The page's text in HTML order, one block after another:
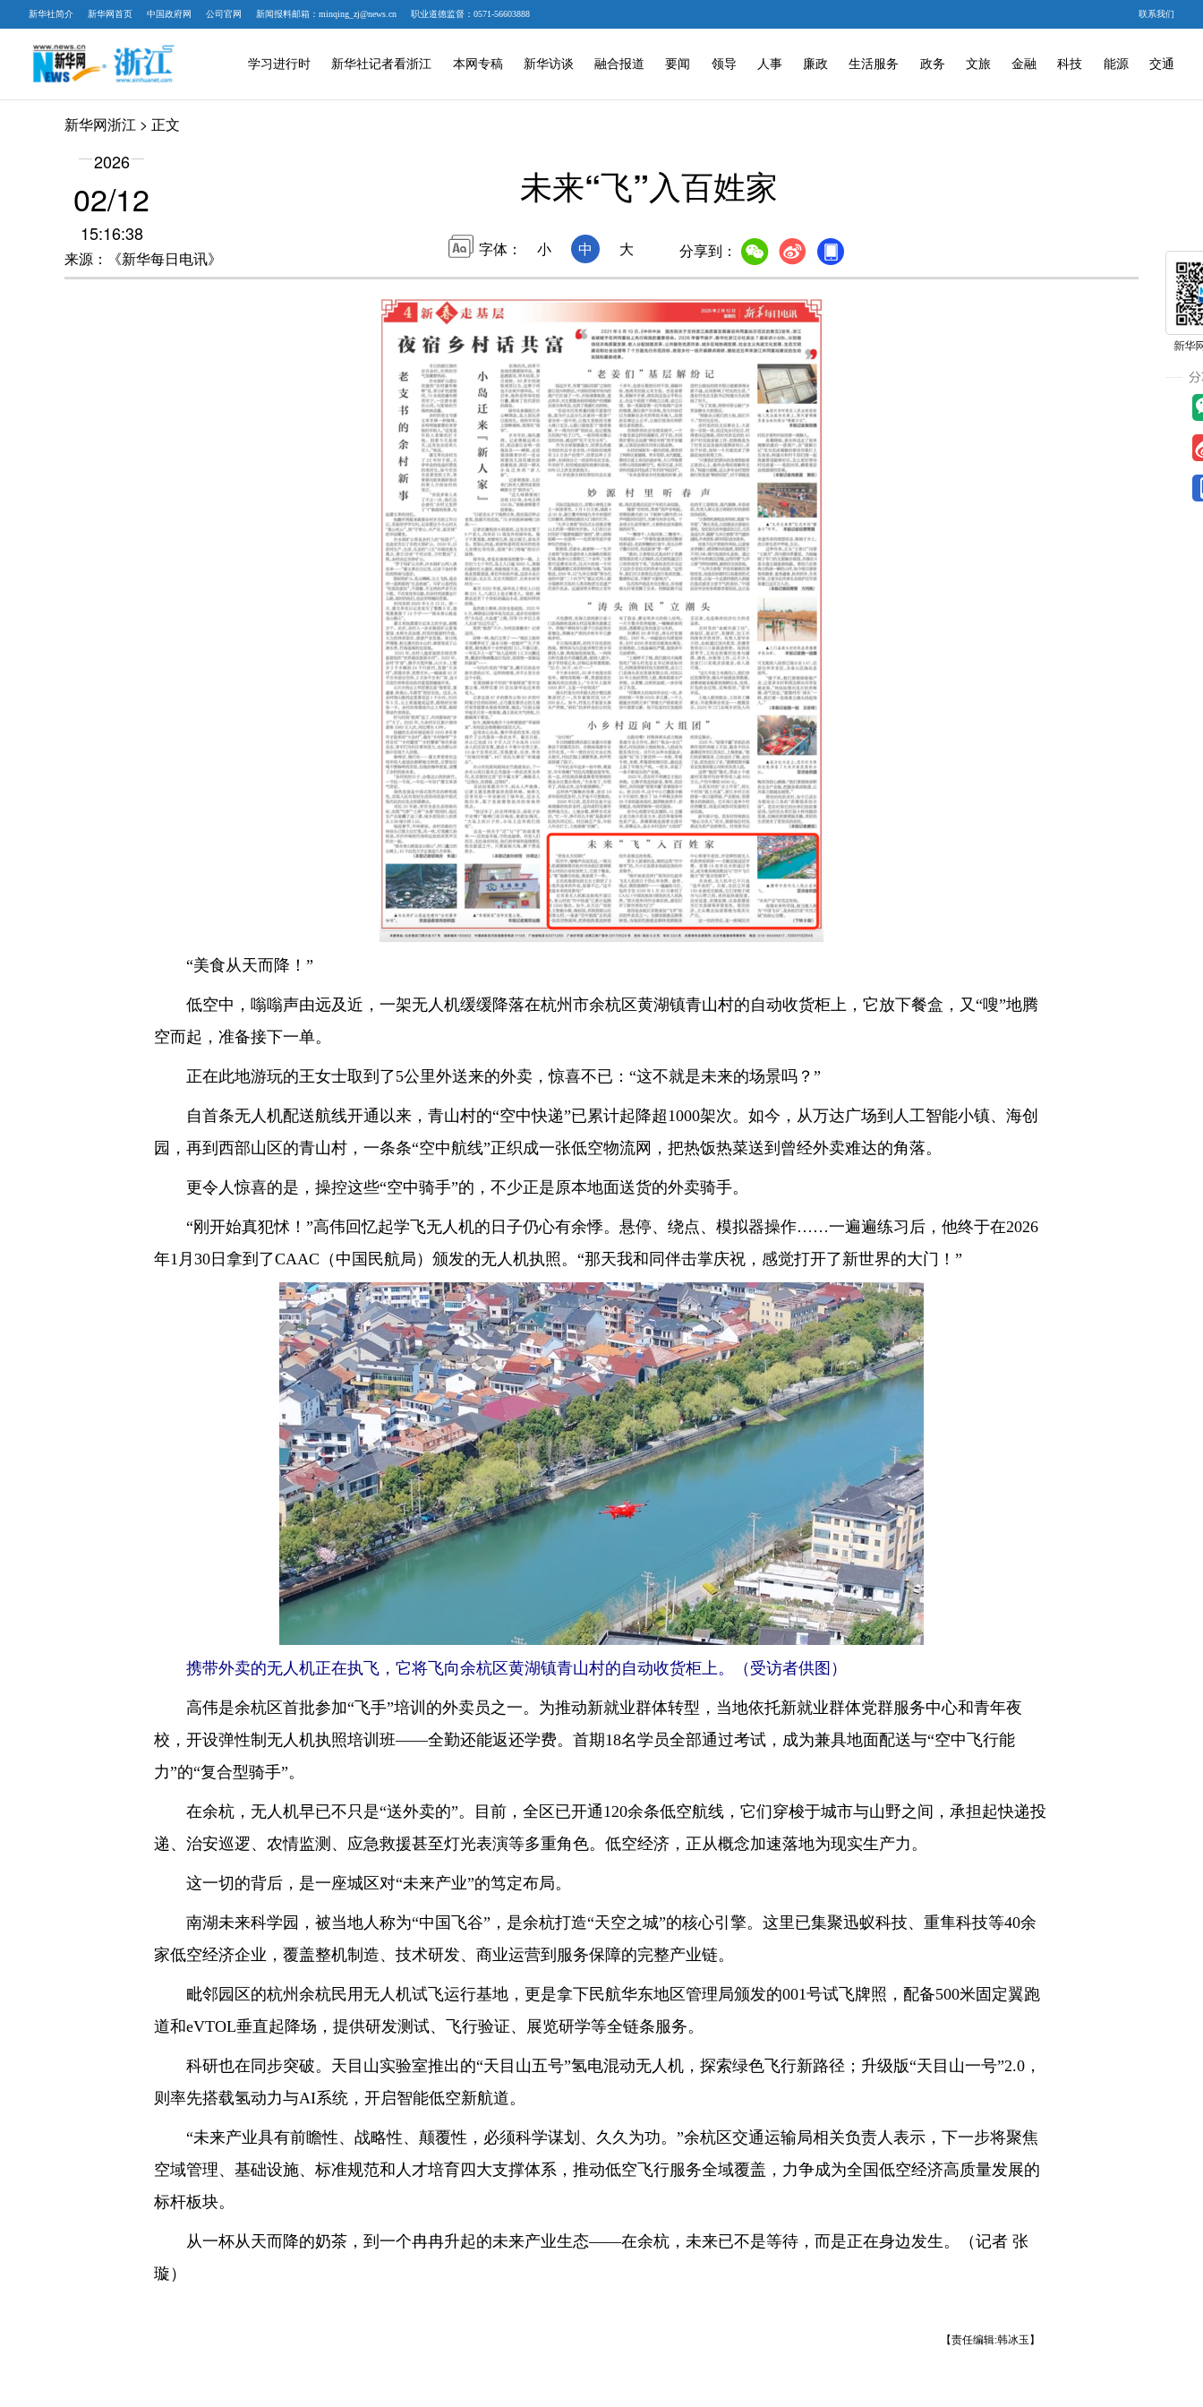
新华社简介 新华网首页 中国政府网 公司官网 新闻报料邮箱：minqing_zj@news.cn 职业道德监督：0571-56603888 联系我们
学习进行时 新华社记者看浙江 本网专稿 新华访谈 融合报道 要闻 领导 人事 廉政 生活服务 政务 文旅 金融 科技 能源 交通
新华网浙江 > 正文
2026
02/12
15:16:38
来源：《新华每日电讯》
未来“飞”入百姓家
字体： 小 中 大 分享到：
“美食从天而降！”
低空中，嗡嗡声由远及近，一架无人机缓缓降落在杭州市余杭区黄湖镇青山村的自动收货柜上，它放下餐盒，又“嗖”地腾
空而起，准备接下一单。
正在此地游玩的王女士取到了5公里外送来的外卖，惊喜不已：“这不就是未来的场景吗？”
自首条无人机配送航线开通以来，青山村的“空中快递”已累计起降超1000架次。如今，从万达广场到人工智能小镇、海创
园，再到西部山区的青山村，一条条“空中航线”正织成一张低空物流网，把热饭热菜送到曾经外卖难达的角落。
更令人惊喜的是，操控这些“空中骑手”的，不少正是原本地面送货的外卖骑手。
“刚开始真犯怵！”高伟回忆起学飞无人机的日子仍心有余悸。悬停、绕点、模拟器操作……一遍遍练习后，他终于在2026
年1月30日拿到了CAAC（中国民航局）颁发的无人机执照。“那天我和同伴击掌庆祝，感觉打开了新世界的大门！”
携带外卖的无人机正在执飞，它将飞向余杭区黄湖镇青山村的自动收货柜上。（受访者供图）
高伟是余杭区首批参加“飞手”培训的外卖员之一。为推动新就业群体转型，当地依托新就业群体党群服务中心和青年夜
校，开设弹性制无人机执照培训班——全勤还能返还学费。首期18名学员全部通过考试，成为兼具地面配送与“空中飞行能
力”的“复合型骑手”。
在余杭，无人机早已不只是“送外卖的”。目前，全区已开通120余条低空航线，它们穿梭于城市与山野之间，承担起快递投
递、治安巡逻、农情监测、应急救援甚至灯光表演等多重角色。低空经济，正从概念加速落地为现实生产力。
这一切的背后，是一座城区对“未来产业”的笃定布局。
南湖未来科学园，被当地人称为“中国飞谷”，是余杭打造“天空之城”的核心引擎。这里已集聚迅蚁科技、重隼科技等40余
家低空经济企业，覆盖整机制造、技术研发、商业运营到服务保障的完整产业链。
毗邻园区的杭州余杭民用无人机试飞运行基地，更是拿下民航华东地区管理局颁发的001号试飞牌照，配备500米固定翼跑
道和eVTOL垂直起降场，提供研发测试、飞行验证、展览研学等全链条服务。
科研也在同步突破。天目山实验室推出的“天目山五号”氢电混动无人机，探索绿色飞行新路径；升级版“天目山一号”2.0，
则率先搭载氢动力与AI系统，开启智能低空新航道。
“未来产业具有前瞻性、战略性、颠覆性，必须科学谋划、久久为功。”余杭区交通运输局相关负责人表示，下一步将聚焦
空域管理、基础设施、标准规范和人才培育四大支撑体系，推动低空飞行服务全域覆盖，力争成为全国低空经济高质量发展的
标杆板块。
从一杯从天而降的奶茶，到一个冉冉升起的未来产业生态——在余杭，未来已不是等待，而是正在身边发生。（记者 张
璇）
【责任编辑:韩冰玉】